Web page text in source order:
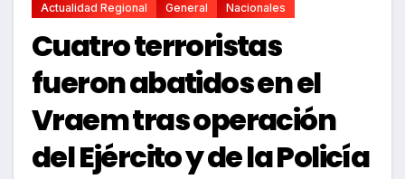
Actualidad Regional General Nacionales
Cuatro terroristas
fueron abatidos en el
Vraem tras operación
del Ejército y de la Policía